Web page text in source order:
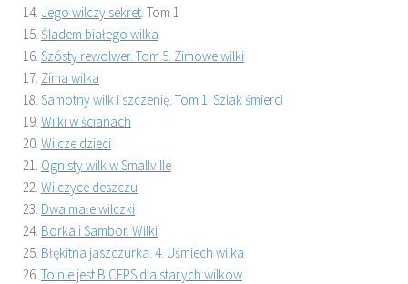
Jego wilczy sekret. Tom 1
Śladem białego wilka
Szósty rewolwer. Tom 5. Zimowe wilki
Zima wilka
Samotny wilk i szczenię. Tom 1. Szlak śmierci
Wilki w ścianach
Wilcze dzieci
Ognisty wilk w Smallville
Wilczyce deszczu
Dwa małe wilczki
Borka i Sambor. Wilki
Błękitna jaszczurka. 4. Uśmiech wilka
To nie jest BICEPS dla starych wilków